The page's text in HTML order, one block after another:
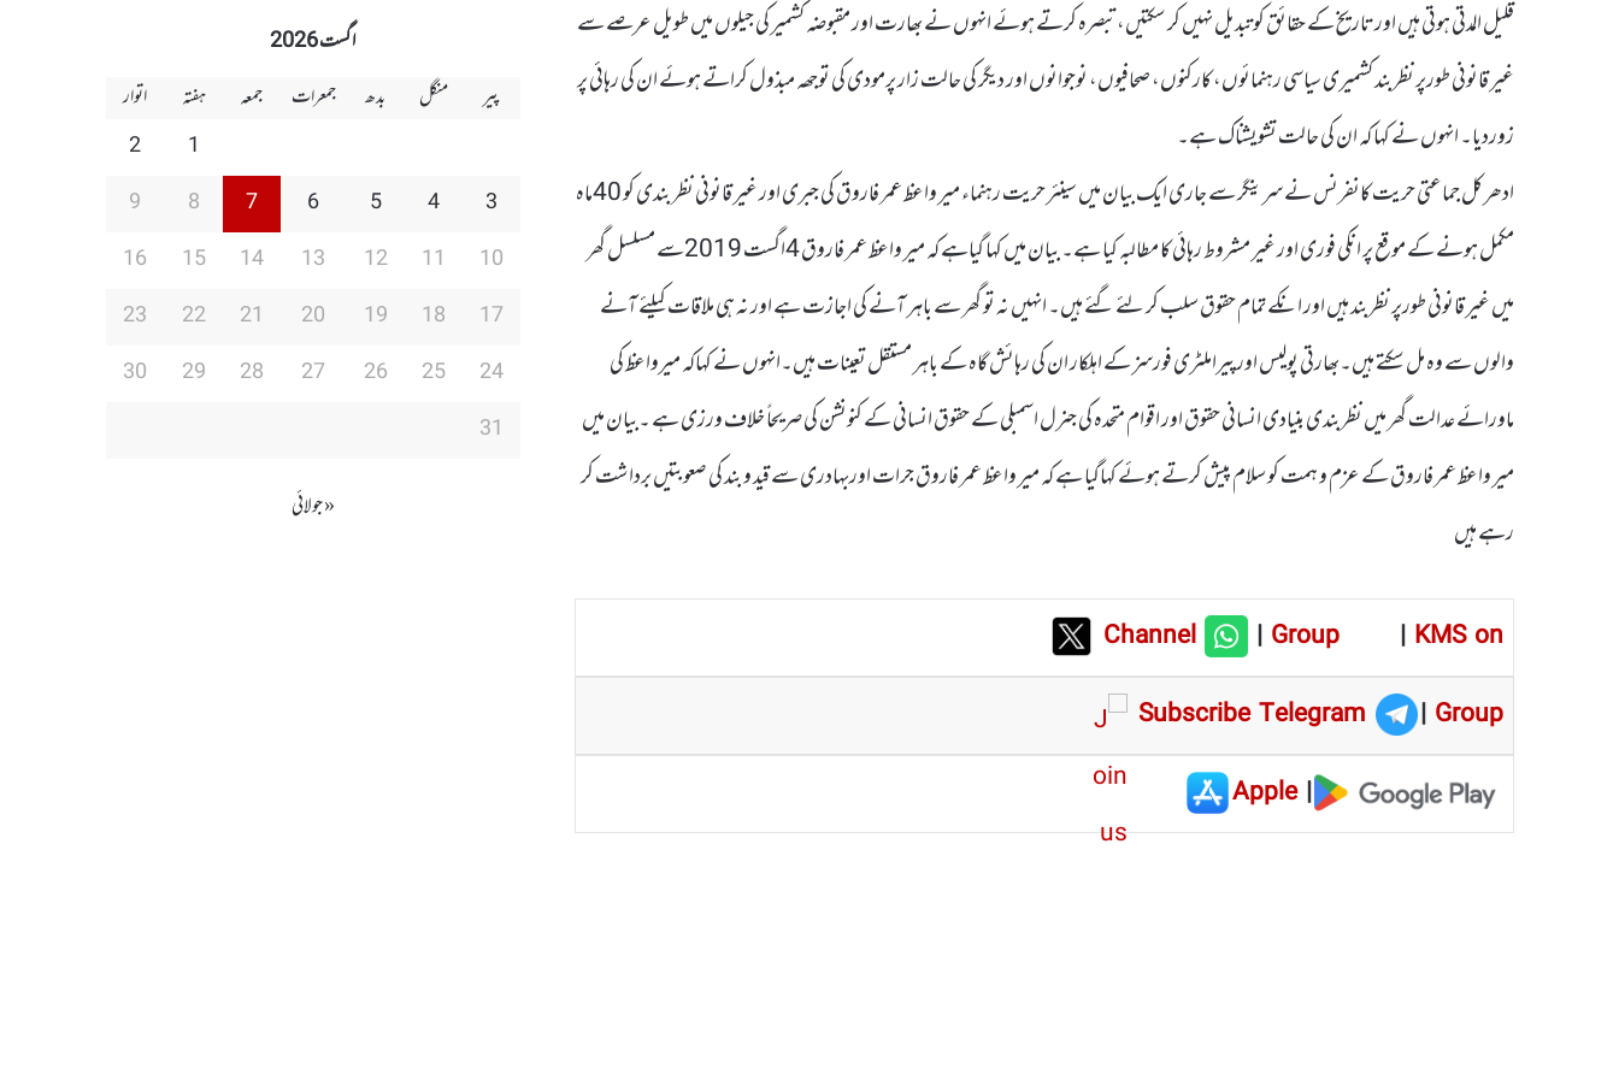
قلیل المدتی ہوتی ہیں اور تاریخ کے حقائق کو تبدیل نہیں کر سکتیں،تبصرہ کرتے ہوئے انہوں نے بھارت اور مقبوضہ کشمیر کی جیلوں میں طویل عرصے سے
غیر قانونی طورپر نظربند کشمیری سیاسی رہنمائوں، کارکنوں، صحافیوں، نوجوانوں اور دیگر کی حالت زار پرمودی کی توجھہ مبذول کراتے ہوئے ان کی رہائی پر
زوردیا۔ انہوں نے کہا کہ ان کی حالت تشویشناک ہے۔
ادھر کل جماعتی حریت کانفرنس نے سرینگر سے جاری ایک بیان میں سینئر حریت رہنماء میر واعظ عمر فاروق کی جبری اور غیر قانونی نظر بندی کو 40ماہ
مکمل ہونے کے موقع پر انکی فوری اور غیر مشروط رہائی کا مطالبہ کیا ہے۔ بیان میں کہا گیاہے کہ میر واعظ عمر فاروق 4اگست 2019سے مسلسل گھر
میں غیر قانونی طورپر نظربند ہیں اور انکے تمام حقوق سلب کر لئے گئے ہیں۔ انہیں نہ تو گھر سے باہر آنے کی اجازت ہے اور نہ ہی ملاقات کیلئے آنے
والوں سے وہ مل سکتے ہیں۔بھارتی پولیس اورپیراملٹری فورسز کے اہلکار ان کی رہائش گاہ کے باہر مستقل تعینات ہیں۔انہوں نے کہاکہ میرواعظ کی
ماورائے عدالت گھر میں نظربندی بنیادی انسانی حقوق اور اقوام متحدہ کی جنرل اسمبلی کے حقوق انسانی کے کنونشن کی صریحاً خلاف ورزی ہے ۔بیان میں
میر واعظ عمر فاروق کے عزم و ہمت کو سلام پیش کرتے ہوئے کہاگیا ہے کہ میر واعظ عمر فاروق جرات اوربہادری سے قید و بند کی صعوبتیں برداشت کر
رہے ہیں
Channel |Group | KMS on
Subscribe Telegram
| Group
|
Apple
اگست 2026
پیر
منگل بدھ جمعرات جمعہ ہفتہ
اتوار
1
2
3
4
5
6
7
8
9
10
11
12
13
14
15
16
17
18
19
20
21
22
23
24
25
26
27
28
29
30
31
« جولائی